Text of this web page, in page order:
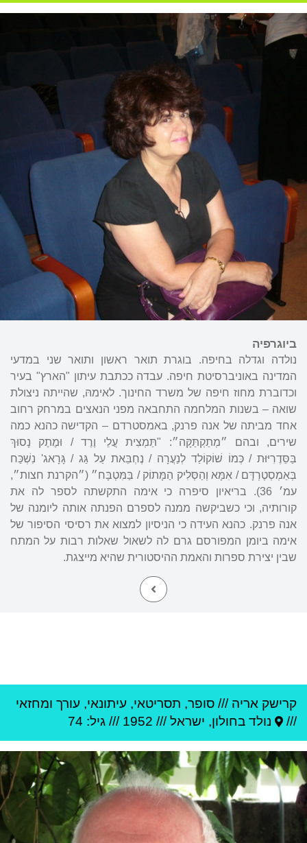
ביוגרפיה
נולדה וגדלה בחיפה. בוגרת תואר ראשון ותואר שני במדעי
המדינה באוניברסיטת חיפה. עבדה ככתבת עיתון "הארץ" בעיר
וכדוברת מחוז חיפה של משרד החינוך. לאימהּ, שהייתה ניצולת
שואה – בשנות המלחמה התחבאה מפני הנאצים במרחק רחוב
אחד מביתה של אנה פרנק, באמסטרדם – הקדישה כהנא כמה
שירים, ובהם ״מְתַקְתַּקָּה״: "תַּמְצִית עֲלֵי וֶרֶד / וּמֶתֶק נָסוּךְ
בַּסֵּדֶרִיּוּת / כְּמוֹ שׁוֹקוֹלַד לְנַעֲרָה / נֶחְבֵּאת עַל גַּג / גָּרָאג' נִשְׁכַּח
בְּאַמְסְטֶרְדָּם / אִמָּא וְהַסְּלִיק הַמָּתוֹק / בַּמִּטְבָּח״ (״הקרנת חצות״,
עמ׳ 36). בריאיון סיפרה כי אימה התקשתה לספר לה את
קורותיה, וכי כשביקשה ממנה לספרם הפנתה אותה ליומנה של
אנה פרנק. כהנא העידה כי הניסיון למצוא את רסיסי הסיפור של
אימה ביומן המפורסם גרם לה לשאול שאלות רבות על המתח
שבין יצירת ספרות והאמת ההיסטורית שהיא מייצגת.
קרישק אריה /// סופר, תסריטאי, עיתונאי, עורך ומחזאי
///
נולד בחולון, ישראל///
1952 /// גיל: 74